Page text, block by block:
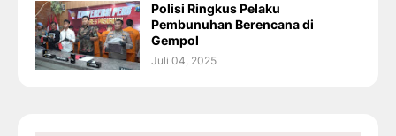
Polisi Ringkus Pelaku
Pembunuhan Berencana di
Gempol
Juli 04, 2025